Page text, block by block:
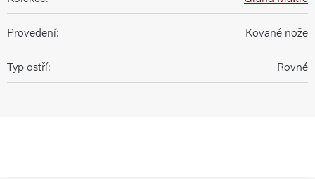
Provedení: Kované nože
Typ ostří: Rovné